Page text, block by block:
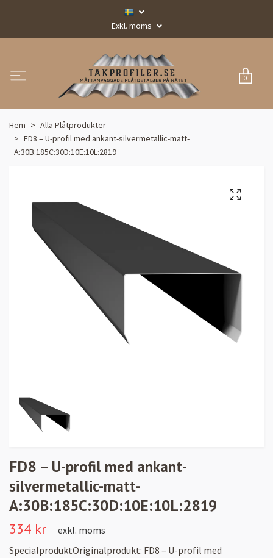
Exkl. moms
0
Hem
Alla Plåtprodukter
FD8 – U-profil med ankant-silvermetallic-matt-
A:30B:185C:30D:10E:10L:2819
FD8 – U-profil med ankant-
silvermetallic-matt-
A:30B:185C:30D:10E:10L:2819
334 kr
exkl. moms
SpecialproduktOriginalprodukt: FD8 – U-profil med